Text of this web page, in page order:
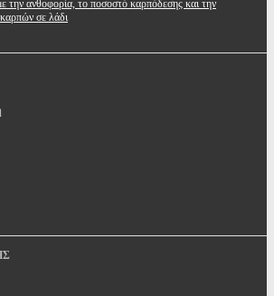
την ανθοφορία, το ποσοστό καρπόδεσης και την
σε λάδι